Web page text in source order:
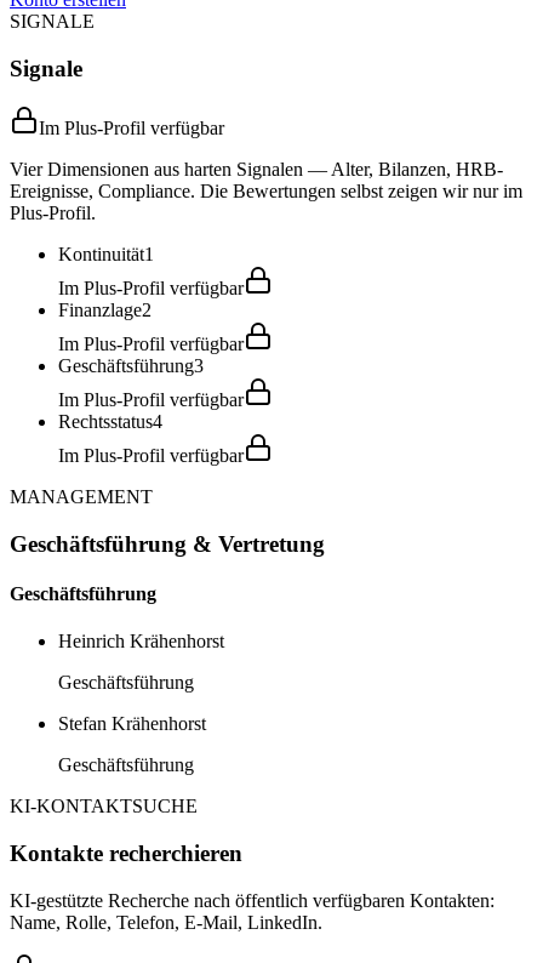
SIGNALE
Signale
Im Plus-Profil verfügbar
Vier Dimensionen aus harten Signalen — Alter, Bilanzen, HRB-
Ereignisse, Compliance. Die Bewertungen selbst zeigen wir nur im
Plus-Profil.
Kontinuität1
Im Plus-Profil verfügbar
Finanzlage2
Im Plus-Profil verfügbar
Geschäftsführung3
Im Plus-Profil verfügbar
Rechtsstatus4
Im Plus-Profil verfügbar
MANAGEMENT
Geschäftsführung & Vertretung
Geschäftsführung
Heinrich Krähenhorst
Geschäftsführung
Stefan Krähenhorst
Geschäftsführung
KI-KONTAKTSUCHE
Kontakte recherchieren
KI-gestützte Recherche nach öffentlich verfügbaren Kontakten:
Name, Rolle, Telefon, E-Mail, LinkedIn.